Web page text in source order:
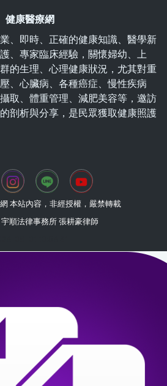
健康醫療網
、即時、正確的健康知識、醫學新
、專家臨床經驗，關懷婦幼、上
的生理、心理健康狀況，尤其對重
、心臟病、各種癌症、慢性疾病
取、體重管理、減肥美容等，邀訪
剖析與分享，是民眾獲取健康照護
本站內容，非經授權，嚴禁轉載
順法律事務所 張耕豪律師